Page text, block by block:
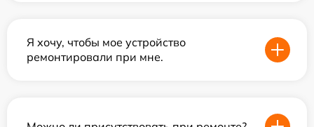
Я хочу, чтобы мое устройство
ремонтировали при мне.